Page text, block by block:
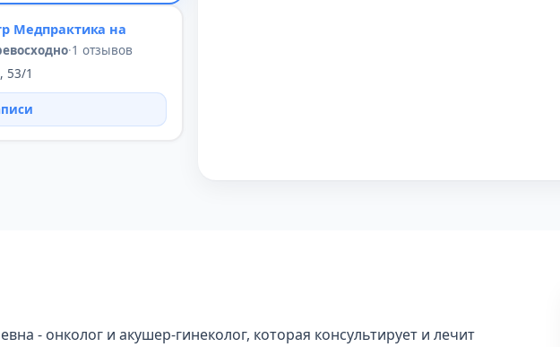
Медпрактика на
·1 отзывов
53/1
- онколог и акушер-гинеколог, которая консультирует и лечит